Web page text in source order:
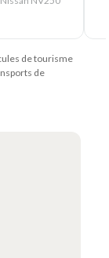
de tourisme
de